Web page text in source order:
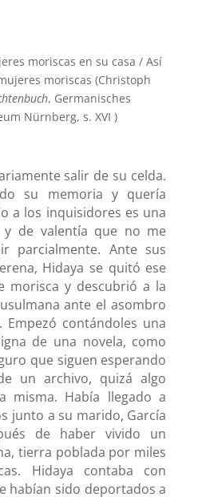
moriscas en su casa / Así
moriscas (Christoph
, Germanisches
Nürnberg, s. XVI )
salir de su celda.
su memoria y quería
a los inquisidores es una
y de valentía que no me
parcialmente. Ante sus
Hidaya se quitó ese
morisca y descubrió a la
ante el asombro
Empezó contándoles una
de una novela, como
que siguen esperando
un archivo, quizá algo
misma. Había llegado a
junto a su marido, García
de haber vivido un
tierra poblada por miles
Hidaya contaba con
habían sido deportados a